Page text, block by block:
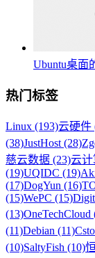
Ubuntu桌面
热门标签
Linux (193)云硬件
(38)JustHost (28)
慈云数据 (23)云计
(19)UQIDC (19)
(17)DogYun (16)
(15)WePC (15)
(13)OneTechCloud
(11)Debian (11)
(10)SaltyFish (10)